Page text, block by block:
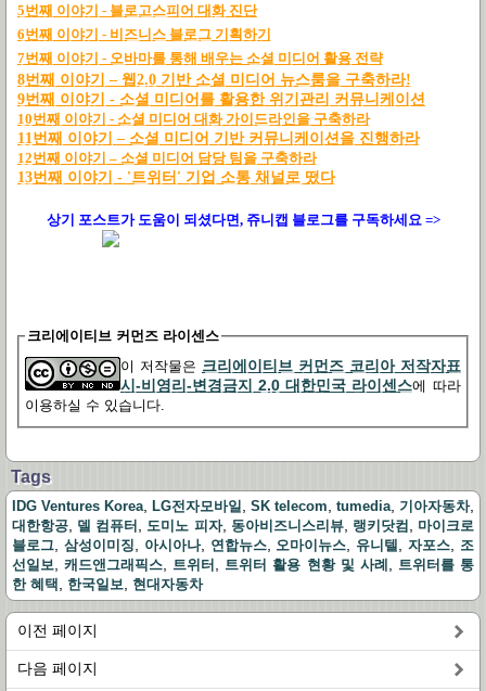
5번째 이야기 - 블로고스피어 대화 진단
6번째 이야기 - 비즈니스 블로그 기획하기
7번째 이야기 - 오바마를 통해 배우는 소셜 미디어 활용 전략
8번째 이 야기 – 웹2.0 기 반 소셜 미 디어 뉴스룸을 구축하라!
9번째 이야기 - 소셜 미디어를 활용한 위기관리 커뮤니케이션
10번째 이야기 - 소셜 미디어 대화 가이드라인을 구축하라
11번째 이 야기 – 소셜 미 디어 기 반 커 뮤니 케 이 션을 진행하라
12번째 이 야기 – 소셜 미 디어 담당 팀 을 구축하라
13번째 이야기 - '트위터' 기업 소통 채널로 떴다
상기 포스트가 도움이 되셨다면, 쥬니캡 블로그를 구독하세요 =>
크리에이티브 커먼즈 라이센스
이 저작물은 크리에이티브 커먼즈 코리아 저작자표
시-비영리-변경금지 2.0 대한민국 라이센스에 따라
이용하실 수 있습니다.
Tags
IDG Ventures Korea, LG전자모바일, SK telecom, tumedia, 기아자동차,
대한항공, 델 컴퓨터 , 도미노 피자, 동아비즈니스리뷰, 랭키닷컴 , 마이크로
블로그, 삼성이미징, 아시아나, 연합뉴스, 오마이뉴스, 유니텔 ,자포스, 조
선일보,캐드앤그래픽스, 트위터 , 트위터 활용 현황 및 사례 , 트위터를 통
한 혜택 , 한국일보, 현대자동차
이전 페이지
다음 페이지